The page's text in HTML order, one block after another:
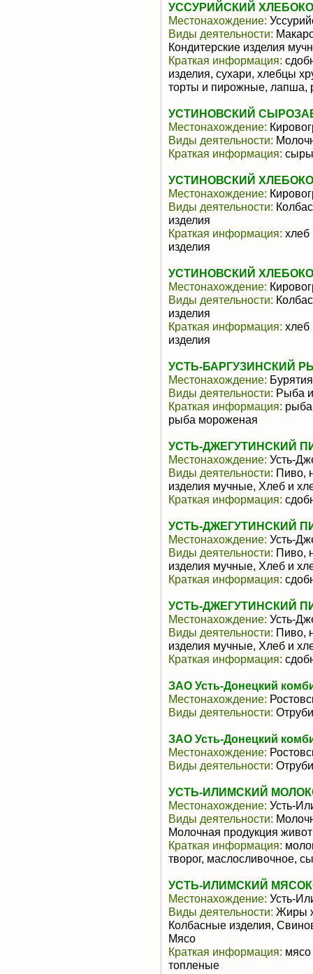
УССУРИЙСКИЙ
Местонахождение:
Виды деятельности:
Кондитерские изделия
Краткая информация:
изделия, сухари, хлебцы
торты и пирожные, лапша,
УСТИНОВСКИЙ
Местонахождение:
Виды деятельности:
Краткая информация:
УСТИНОВСКИЙ
Местонахождение:
Виды деятельности:
изделия
Краткая информация: хлеб
изделия
УСТИНОВСКИЙ
Местонахождение:
Виды деятельности:
изделия
Краткая информация: хлеб
изделия
УСТЬ-БАРГУЗИНСКИЙ
Местонахождение: Бурятия
Виды деятельности: Рыба
Краткая информация:
рыба мороженая
УСТЬ-ДЖЕГУТИНСКИЙ
Местонахождение: Усть-
Виды деятельности: Пиво,
изделия мучные, Хлеб и
Краткая информация:
УСТЬ-ДЖЕГУТИНСКИЙ
Местонахождение: Усть-
Виды деятельности: Пиво,
изделия мучные, Хлеб и
Краткая информация:
УСТЬ-ДЖЕГУТИНСКИЙ
Местонахождение: Усть-
Виды деятельности: Пиво,
изделия мучные, Хлеб и
Краткая информация:
ЗАО Усть-Донецкий
Местонахождение:
Виды деятельности:
ЗАО Усть-Донецкий
Местонахождение:
Виды деятельности:
УСТЬ-ИЛИМСКИЙ
Местонахождение: Усть-
Виды деятельности:
Молочная продукция
Краткая информация:
творог, маслосливочное,
УСТЬ-ИЛИМСКИЙ
Местонахождение: Усть-
Виды деятельности: Жиры
Колбасные изделия,
Мясо
Краткая информация:
топленые